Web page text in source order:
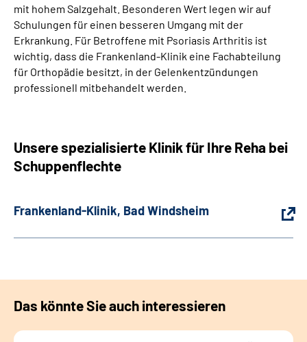
mit hohem Salzgehalt. Besonderen Wert legen wir auf
Schulungen für einen besseren Umgang mit der
Erkrankung. Für Betroffene mit Psoriasis Arthritis ist
wichtig, dass die Frankenland-Klinik eine Fachabteilung
für Orthopädie besitzt, in der Gelenkentzündungen
professionell mitbehandelt werden.
Unsere spezialisierte Klinik für Ihre Reha bei
Schuppenflechte
Frankenland-Klinik, Bad Windsheim
Das könnte Sie auch interessieren